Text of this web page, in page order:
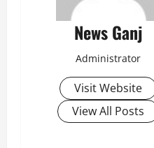
News Ganj
Administrator
Visit Website
View All Posts